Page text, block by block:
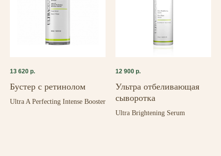
13 620 р.
Бустер с ретинолом
Ultra A Perfecting Intense Booster
12 900 р.
Ультра отбеливающая
сыворотка
Ultra Brightening Serum